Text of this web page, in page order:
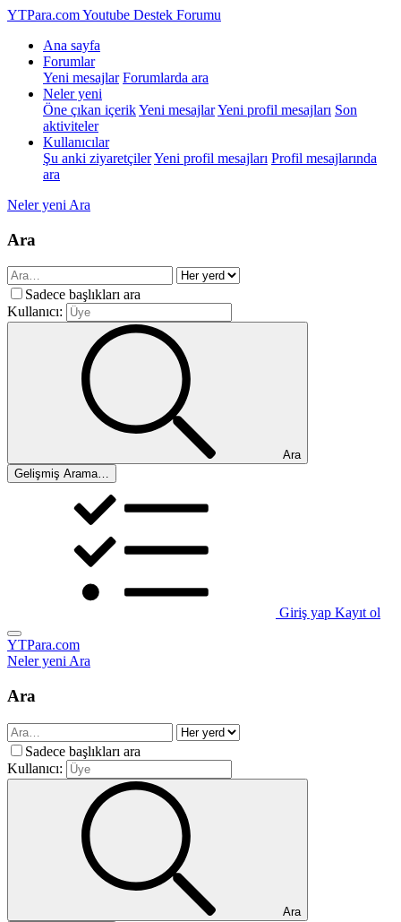
YTPara.comYoutube Destek Forumu
Ana sayfa
Forumlar
Yeni mesajlar Forumlarda ara
Neler yeni
Öne çıkan içerikYeni mesajlarYeni profil mesajları Son
aktiviteler
Kullanıcılar
Şu anki ziyaretçilerYeni profil mesajları Profil mesajlarında
ara
Neler yeni Ara
Ara
Sadece başlıkları ara
Kullanıcı:
Ara
Gelişmiş Arama…
Giriş yap Kayıt ol
YTPara.com
Neler yeniAra
Ara
Sadece başlıkları ara
Kullanıcı:
Ara